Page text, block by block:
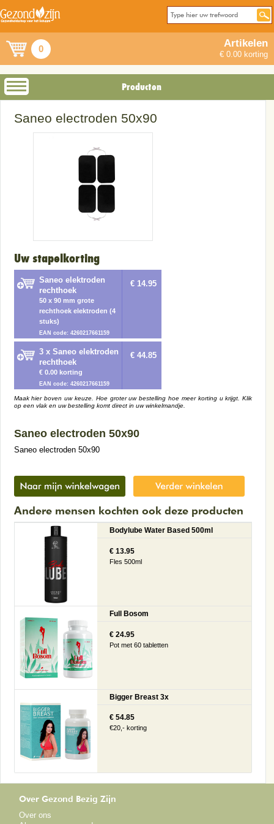
0 Artikelen
€ 0.00 korting
Producten
Saneo electroden 50x90
Uw stapelkorting
Saneo elektroden
rechthoek
50 x 90 mm grote
rechthoek elektroden (4
stuks)
EAN code: 4260217661159
€ 14.95
3 x Saneo elektroden
rechthoek
€ 0.00 korting
EAN code: 4260217661159
€ 44.85
Maak hier boven uw keuze. Hoe groter uw bestelling hoe meer korting u krijgt. Klik
op een vlak en uw bestelling komt direct in uw winkelmandje.
Saneo electroden 50x90
Saneo electroden 50x90
Andere mensen kochten ook deze producten
Bodylube Water Based 500ml
€ 13.95
Fles 500ml
Full Bosom
€ 24.95
Pot met 60 tabletten
Bigger Breast 3x
€ 54.85
€20,- korting
Over Gezond Bezig Zijn
Over ons